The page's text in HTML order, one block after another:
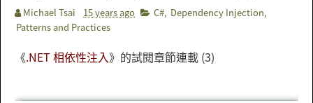
Michael Tsai 15 years ago C#, Dependency Injection,
Patterns and Practices
《.NET 相依性注入》的試閱章節連載 (3)